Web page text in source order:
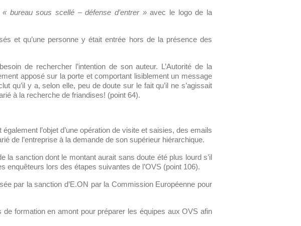
« bureau sous scellé – défense d’entrer »avec le logo de la
et qu’une personne y était entrée hors de la présence des
de rechercher l’intention de son auteur. L’Autorité de la
apposé sur la porte et comportant lisiblement un message
qu’il y a, selon elle, peu de doute sur le fait qu’il ne s’agissait
à la recherche de friandises! (point 64).
l’objet d’une opération de visite et saisies, des emails
de l’entreprise à la demande de son supérieur hiérarchique.
la sanction dont le montant aurait sans doute été plus lourd s’il
enquêteurs lors des étapes suivantes de l’OVS (point 106).
par la sanction d’E.ON par la Commission Européenne pour
formation en amont pour préparer les équipes aux OVS afin